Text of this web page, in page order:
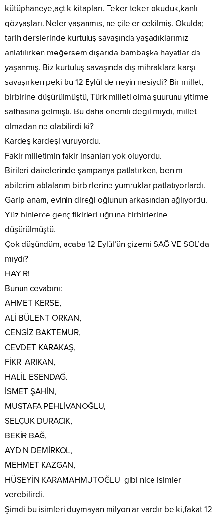
kütüphaneye,açtık kitapları. Teker teker okuduk,kanlı
gözyaşları. Neler yaşanmış, ne çileler çekilmiş. Okulda;
tarih derslerinde kurtuluş savaşında yaşadıklarımız
anlatılırken meğersem dışarıda bambaşka hayatlar da
yaşanmış. Biz kurtuluş savaşında dış mihraklara karşı
savaşırken peki bu 12 Eylül de neyin nesiydi? Bir millet,
birbirine düşürülmüştü, Türk milleti olma şuurunu yitirme
safhasına gelmişti. Bu daha önemli değil miydi, millet
olmadan ne olabilirdi ki?
Kardeş kardeşi vuruyordu.
Fakir milletimin fakir insanları yok oluyordu.
Birileri dairelerinde şampanya patlatırken, benim
abilerim ablalarım birbirlerine yumruklar patlatıyorlardı.
Garip anam, evinin direği oğlunun arkasından ağlıyordu.
Yüz binlerce genç fikirleri uğruna birbirlerine
düşürülmüştü.
Çok düşündüm, acaba 12 Eylül’ün gizemi SAĞ VE SOL’da
mıydı?
HAYIR!
Bunun cevabını:
AHMET KERSE,
ALİ BÜLENT ORKAN,
CENGİZ BAKTEMUR,
CEVDET KARAKAŞ,
FİKRİ ARIKAN,
HALİL ESENDAĞ,
İSMET ŞAHİN,
MUSTAFA PEHLİVANOĞLU,
SELÇUK DURACIK,
BEKİR BAĞ,
AYDIN DEMİRKOL,
MEHMET KAZGAN,
HÜSEYİN KARAMAHMUTOĞLU gibi nice isimler
verebilirdi.
Şimdi bu isimleri duymayan milyonlar vardır belki,fakat 12